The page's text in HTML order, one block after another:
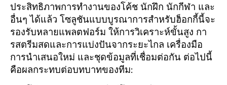
ประสิทธิภาพการทำงานของโค้ช นักฝึก นักกีฬา และ
อื่นๆ ได้แล้ว โซลูชันแบบบูรณาการสำหรับฮ็อกกี้นี้จะ
รองรับหลายแพลตฟอร์ม ให้การวิเคราะห์ขั้นสูง กา
รสตรีมสดและการแบ่งปันจากระยะไกล เครื่องมือ
การนำเสนอใหม่ และชุดข้อมูลที่เชื่อมต่อกัน ต่อไปนี้
คือผลกระทบต่อบทบาทของทีม: